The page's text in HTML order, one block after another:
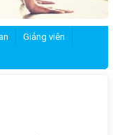
Giảng viên